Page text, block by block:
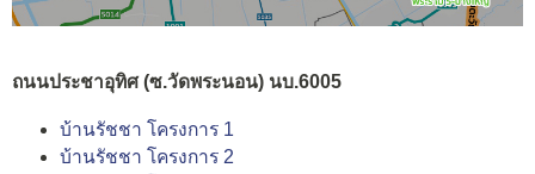
ถนนประชาอุทิศ (ซ.วัดพระนอน) นบ.6005
บ้านรัชชา โครงการ 1
บ้านรัชชา โครงการ 2